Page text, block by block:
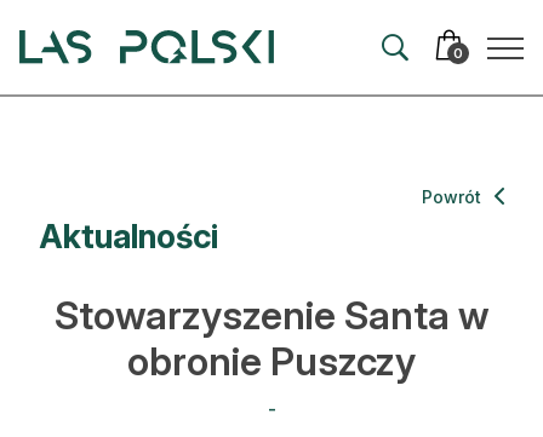
0
Artykuły
Hodowla lasu
Ochrona lasu
Nowe technologie
Aktualności
Powrót
Stowarzyszenie Santa w
obronie Puszczy
-